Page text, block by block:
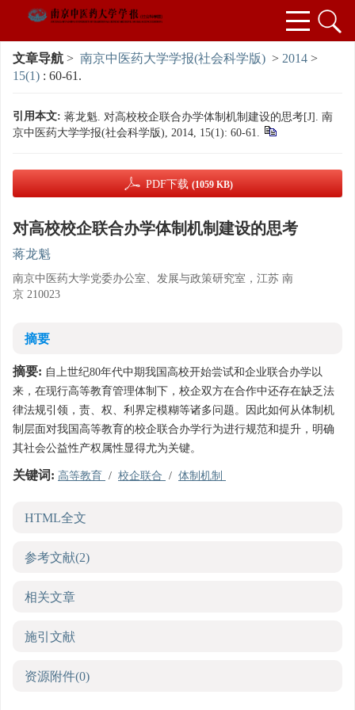
文章导航 > 南京中医药大学学报(社会科学版) > 2014 >
15(1) : 60-61.
引用本文: 蒋龙魁. 对高校校企联合办学体制机制建设的思考[J]. 南
京中医药大学学报(社会科学版), 2014, 15(1): 60-61.
PDF下载 (1059 KB)
对高校校企联合办学体制机制建设的思考
蒋龙魁
南京中医药大学党委办公室、发展与政策研究室，江苏 南
京 210023
摘要
摘要: 自上世纪80年代中期我国高校开始尝试和企业联合办学以
来，在现行高等教育管理体制下，校企双方在合作中还存在缺乏法
律法规引领，责、权、利界定模糊等诸多问题。因此如何从体制机
制层面对我国高等教育的校企联合办学行为进行规范和提升，明确
其社会公益性产权属性显得尤为关键。
关键词: 高等教育 / 校企联合 / 体制机制
HTML全文
参考文献(2)
相关文章
施引文献
资源附件(0)